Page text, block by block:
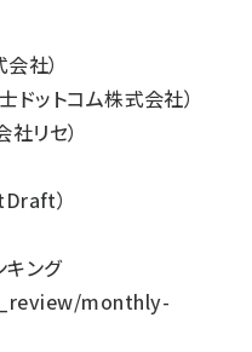
社）
ドットコム株式会社）
リセ）
）
ング
monthly-